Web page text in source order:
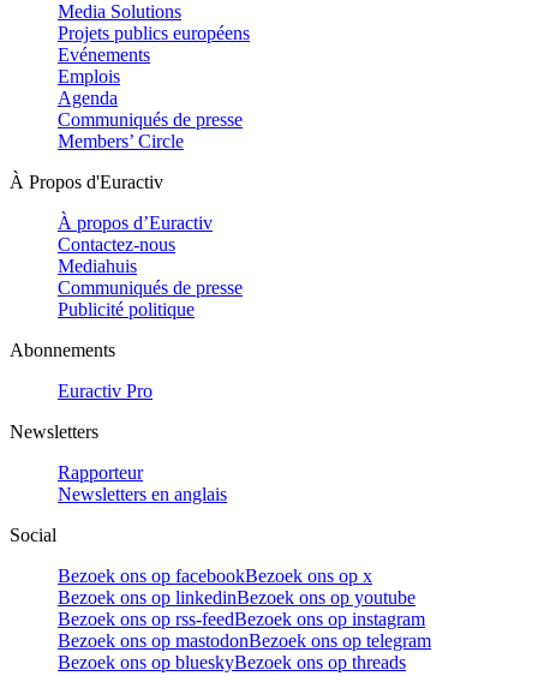
Media Solutions
Projets publics européens
Evénements
Emplois
Agenda
Communiqués de presse
Members’ Circle
À Propos d'Euractiv
À propos d’Euractiv
Contactez-nous
Mediahuis
Communiqués de presse
Publicité politique
Abonnements
Euractiv Pro
Newsletters
Rapporteur
Newsletters en anglais
Social
Bezoek ons op facebookBezoek ons op x
Bezoek ons op linkedinBezoek ons op youtube
Bezoek ons op rss-feedBezoek ons op instagram
Bezoek ons op mastodonBezoek ons op telegram
Bezoek ons op blueskyBezoek ons op threads